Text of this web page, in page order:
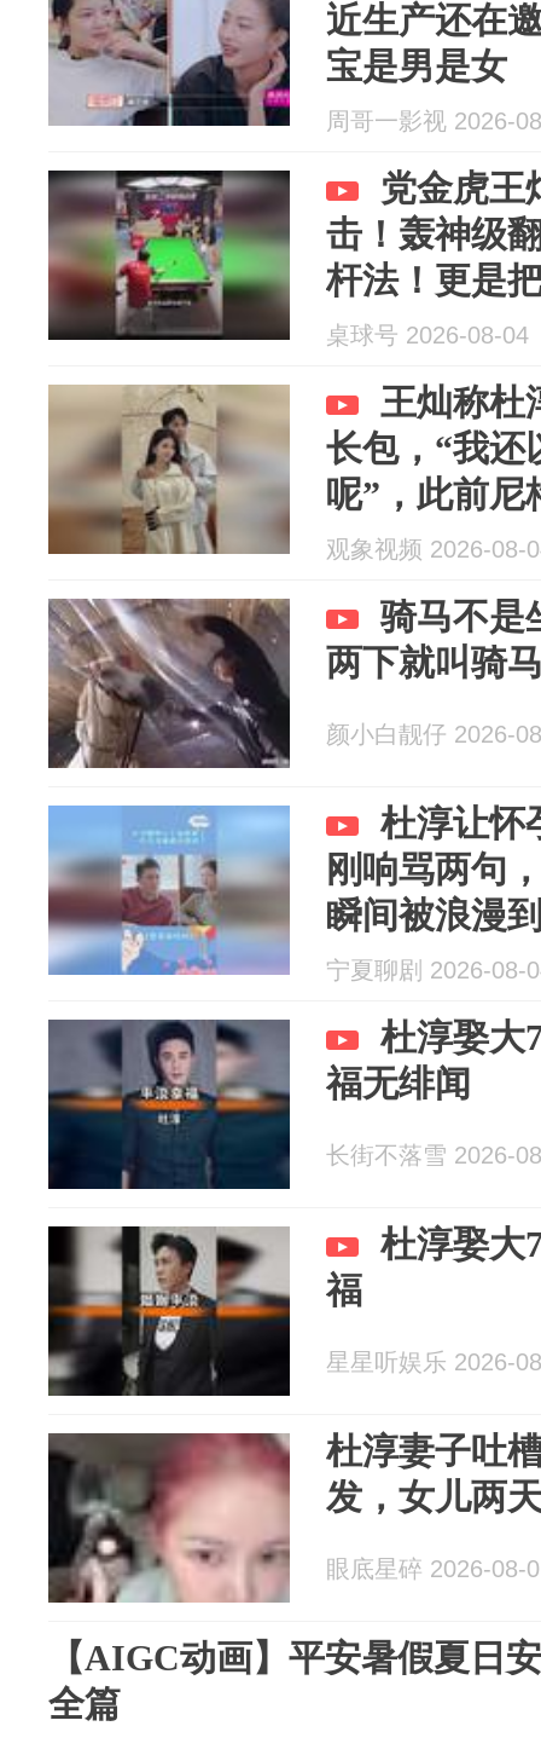
近生产还在
宝是男是女
周哥一影视 2026-
党金虎王
击！轰神级
杆法！更是
讧！
桌球号 2026-08-04
王灿称杜
长包，“我还
呢”，此前尼
染发过敏
观象视频 2026-08-
骑马不是
两下就叫骑
颜小白靓仔 2026-
杜淳让怀
刚响骂两句
瞬间被浪漫
宁夏聊剧 2026-08-
杜淳娶大
福无绯闻
长街不落雪 2026-
杜淳娶大
福
星星听娱乐 2026-
杜淳妻子吐
发，女儿两
眼底星碎 2026-08-
【AIGC动画】平安暑假夏日
全篇